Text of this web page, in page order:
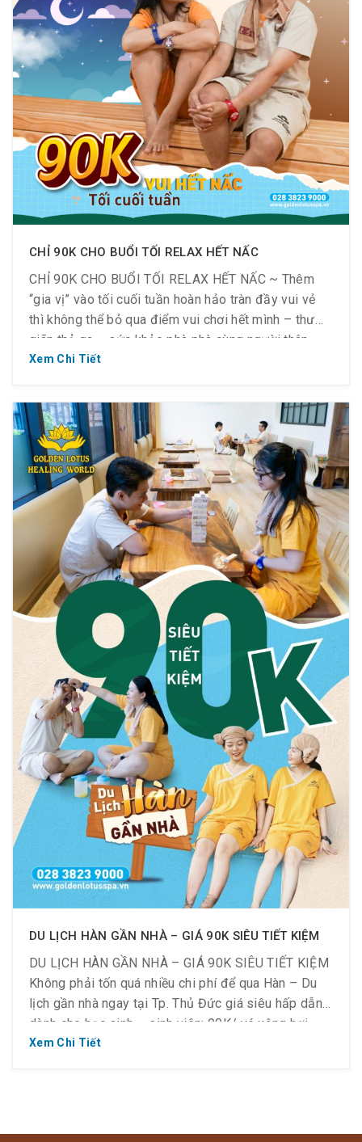
CHỈ 90K CHO BUỔI TỐI RELAX HẾT NẤC
CHỈ 90K CHO BUỔI TỐI RELAX HẾT NẤC ~ Thêm
“gia vị” vào tối cuối tuần hoàn hảo tràn đầy vui vẻ
thì không thể bỏ qua điểm vui chơi hết mình – thư
giãn thả ga – sức khỏe phà phà cùng người thân
thương tại Golden Lotus Healing World ~ Chỉ 𝟗𝟎𝐊/
Xem Chi Tiết
DU LỊCH HÀN GẦN NHÀ – GIÁ 90K SIÊU TIẾT KIỆM
DU LỊCH HÀN GẦN NHÀ – GIÁ 90K SIÊU TIẾT KIỆM
Không phải tốn quá nhiều chi phí để qua Hàn – Du
lịch gần nhà ngay tại Tp. Thủ Đức giá siêu hấp dẫn
dành cho học sinh – sinh viên: 90K/ vé xông hơi –
Jjim Jil Bang Check-in: 14h00 ~ 17h00 Thời […]
Xem Chi Tiết